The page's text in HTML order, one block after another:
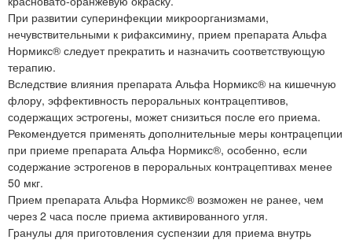
При развитии суперинфекции микроорганизмами,
нечувствительными к рифаксимину, прием препарата Альфа
Нормикс® следует прекратить и назначить соответствующую
терапию.
Вследствие влияния препарата Альфа Нормикс® на кишечную
флору, эффективность пероральных контрацептивов,
содержащих эстрогены, может снизиться после его приема.
Рекомендуется применять дополнительные меры контрацепции
при приеме препарата Альфа Нормикс®, особенно, если
содержание эстрогенов в пероральных контрацептивах менее
50 мкг.
Прием препарата Альфа Нормикс® возможен не ранее, чем
через 2 часа после приема активированного угля.
Гранулы для приготовления суспензии для приема внутрь